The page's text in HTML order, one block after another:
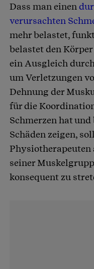
Dass man einen
verursachten
mehr belastet,
belastet den
ein Ausgleich
um Verletzungen
Dehnung der
für die
Schmerzen hat
Schäden zeigen,
Physiotherapeuten
seiner
konsequent zu